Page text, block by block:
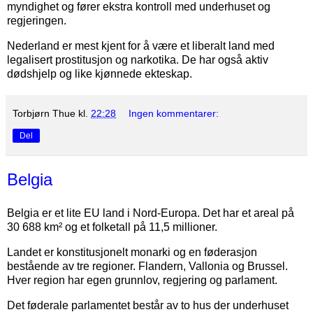
myndighet og fører ekstra kontroll med underhuset og
regjeringen.
Nederland er mest kjent for å være et liberalt land med
legalisert prostitusjon og narkotika. De har også aktiv
dødshjelp og like kjønnede ekteskap.
Torbjørn Thue kl. 22:28 Ingen kommentarer:
Del
Belgia
Belgia er et lite EU land i Nord-Europa. Det har et areal på
30 688 km² og et folketall på 11,5 millioner.
Landet er konstitusjonelt monarki og en føderasjon
bestående av tre regioner. Flandern, Vallonia og Brussel.
Hver region har egen grunnlov, regjering og parlament.
Det føderale parlamentet består av to hus der underhuset